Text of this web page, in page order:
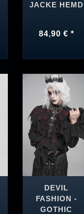
JACKE HEMD
84,90 € *
DEVIL
FASHION -
GOTHIC